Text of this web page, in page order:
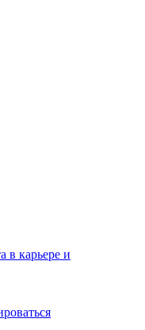
в карьере и